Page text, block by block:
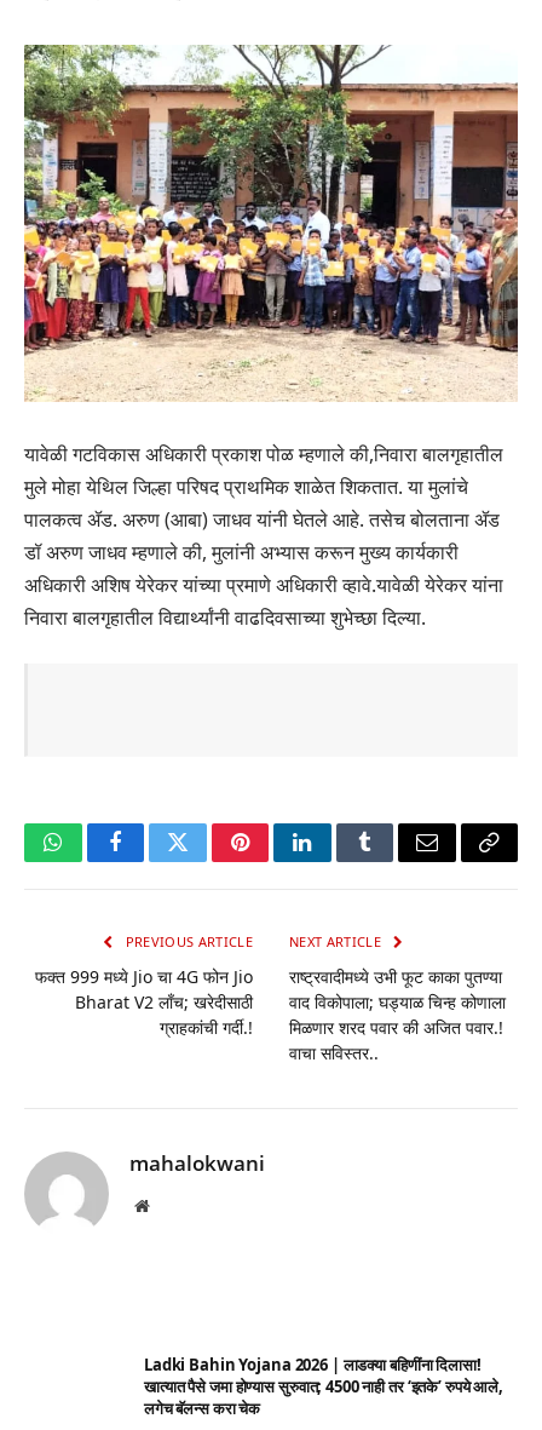
यावेळी गटविकास अधिकारी प्रकाश पोळ म्हणाले की,निवारा बालगृहातील
मुले मोहा येथिल जिल्हा परिषद प्राथमिक शाळेत शिकतात. या मुलांचे
पालकत्व ॲड. अरुण (आबा) जाधव यांनी घेतले आहे. तसेच बोलताना ॲड
डॉ अरुण जाधव म्हणाले की, मुलांनी अभ्यास करून मुख्य कार्यकारी
अधिकारी अशिष येरेकर यांच्या प्रमाणे अधिकारी व्हावे.यावेळी येरेकर यांना
निवारा बालगृहातील विद्यार्थ्यांनी वाढदिवसाच्या शुभेच्छा दिल्या.
WhatsAppFacebookTwitterPinterestLinkedInTumblrEmail Copy
PREVIOUS ARTICLE
फक्त 999 मध्ये Jio चा 4G फोन Jio
Bharat V2 लाँच; खरेदीसाठी
ग्राहकांची गर्दी.!
NEXT ARTICLE
राष्ट्रवादीमध्ये उभी फूट काका पुतण्या
वाद विकोपाला; घड्याळ चिन्ह कोणाला
मिळणार शरद पवार की अजित पवार.!
वाचा सविस्तर..
mahalokwani
Website
Ladki Bahin Yojana 2026 | लाडक्या बहिणींना दिलासा!
खात्यात पैसे जमा होण्यास सुरुवात; 4500 नाही तर ‘इतके’ रुपये आले,
लगेच बॅलन्स करा चेक